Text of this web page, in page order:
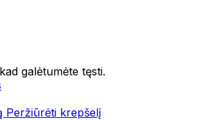
galėtumėte tęsti.
Peržiūrėti krepšelį